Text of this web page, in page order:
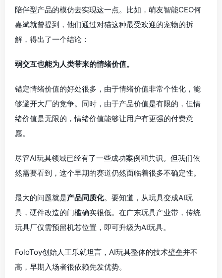
陪伴型产品的模仿去实现这一点。比如，萌友智能CEO何
嘉斌就曾提到，他们通过对猫这种最受欢迎的宠物的拆
解，得出了一个结论：
弱交互也能为人类带来的情绪价值。
锚定情绪价值的好处很多，由于情绪价值非常个性化，能
够避开大厂的竞争。同时，由于产品价值是有限的，但情
绪价值是无限的，情绪价值能够让用户有更强的付费意
愿。
尽管AI玩具领域已经有了一些成功案例和共识。但我们依
然需要看到，这个早期的赛道仍然面临着很多不确定性。
最大的问题就是产品同质化。要知道，从玩具变成AI玩
具，硬件改造的门槛确实很低。在广东玩具产业带，传统
玩具厂仅需预留机芯位置，即可升级为AI玩具。
FoloToy创始人王乐就坦言，AI玩具整体的技术壁垒并不
高，早期入场者很依赖先发优势。